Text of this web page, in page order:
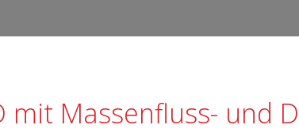
mit Massenfluss- und